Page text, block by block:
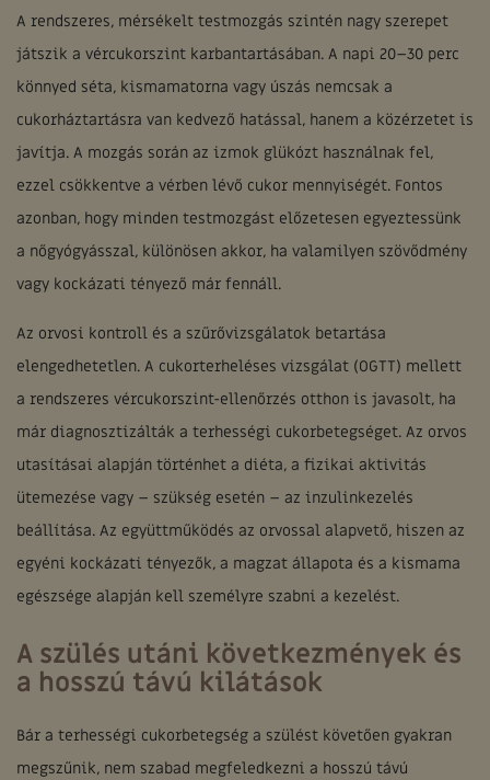
A rendszeres, mérsékelt testmozgás szintén nagy szerepet
játszik a vércukorszint karbantartásában. A napi 20–30 perc
könnyed séta, kismamatorna vagy úszás nemcsak a
cukorháztartásra van kedvező hatással, hanem a közérzetet is
javítja. A mozgás során az izmok glükózt használnak fel,
ezzel csökkentve a vérben lévő cukor mennyiségét. Fontos
azonban, hogy minden testmozgást előzetesen egyeztessünk
a nőgyógyásszal, különösen akkor, ha valamilyen szövődmény
vagy kockázati tényező már fennáll.
Az orvosi kontroll és a szűrővizsgálatok betartása
elengedhetetlen. A cukorterheléses vizsgálat (OGTT) mellett
a rendszeres vércukorszint-ellenőrzés otthon is javasolt, ha
már diagnosztizálták a terhességi cukorbetegséget. Az orvos
utasításai alapján történhet a diéta, a fizikai aktivitás
ütemezése vagy – szükség esetén – az inzulinkezelés
beállítása. Az együttműködés az orvossal alapvető, hiszen az
egyéni kockázati tényezők, a magzat állapota és a kismama
egészsége alapján kell személyre szabni a kezelést.
A szülés utáni következmények és
a hosszú távú kilátások
Bár a terhességi cukorbetegség a szülést követően gyakran
megszűnik, nem szabad megfeledkezni a hosszú távú